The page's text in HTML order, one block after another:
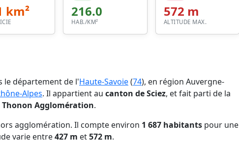
km² 216.0
HAB./KM²
572 m
ALTITUDE MAX.
le département de l'Haute-Savoie(74), en région Auvergne-
Alpes. Il appartient au canton de Sciez, et fait parti de la
Agglomération.
agglomération. Il compte environ 1 687 habitants pour une
varie entre427 m et572 m.